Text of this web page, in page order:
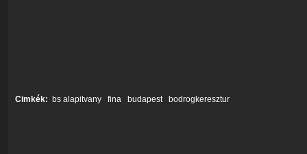
Cimkék: bs alapitvany fina budapest bodrogkeresztur